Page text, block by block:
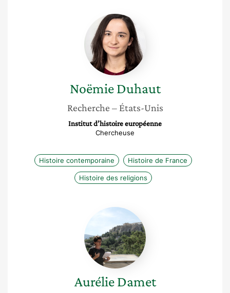
Noëmie
Duhaut
Noëmie Duhaut
Recherche – États-Unis
Institut d’histoire européenne
Chercheuse
Histoire contemporaine Histoire de France
Histoire des religions
Aurélie
Damet
Aurélie Damet